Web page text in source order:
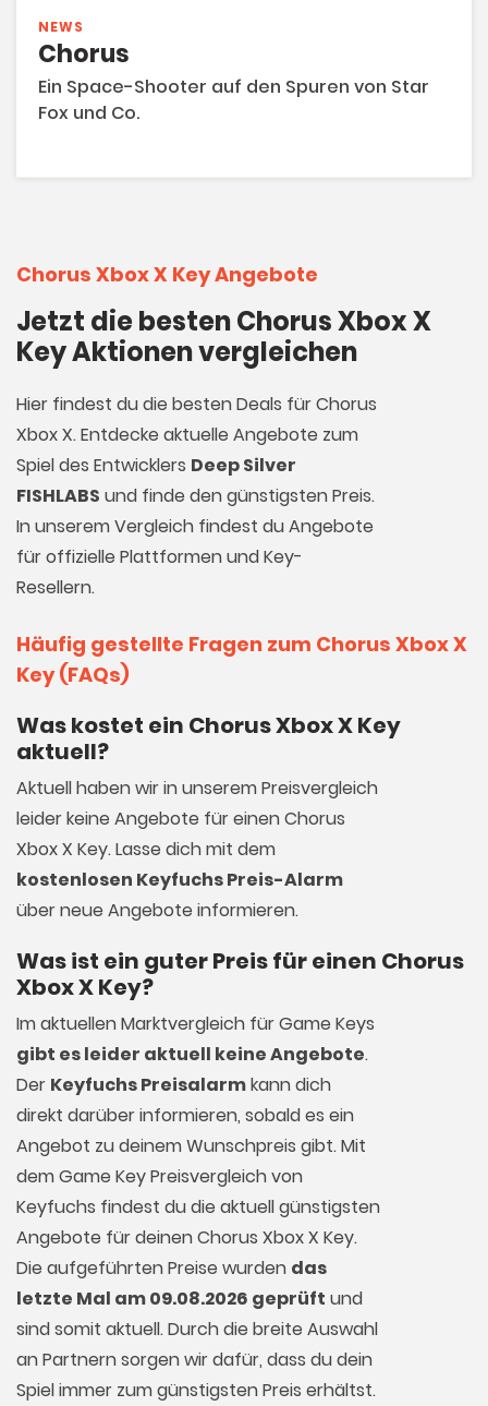
NEWS
Chorus
Ein Space-Shooter auf den Spuren von Star
Fox und Co.
Chorus Xbox X Key Angebote
Jetzt die besten Chorus Xbox X
Key Aktionen vergleichen
Hier findest du die besten Deals für Chorus
Xbox X. Entdecke aktuelle Angebote zum
Spiel des Entwicklers Deep Silver
FISHLABS und finde den günstigsten Preis.
In unserem Vergleich findest du Angebote
für offizielle Plattformen und Key-
Resellern.
Häufig gestellte Fragen zum Chorus Xbox X
Key (FAQs)
Was kostet ein Chorus Xbox X Key
aktuell?
Aktuell haben wir in unserem Preisvergleich
leider keine Angebote für einen Chorus
Xbox X Key. Lasse dich mit dem
kostenlosen Keyfuchs Preis-Alarm
über neue Angebote informieren.
Was ist ein guter Preis für einen Chorus
Xbox X Key?
Im aktuellen Marktvergleich fürGame Keys
gibt es leider aktuell keine Angebote.
Der Keyfuchs Preisalarmkann dich
direkt darüber informieren, sobald es ein
Angebot zu deinem Wunschpreis gibt. Mit
dem Game Key Preisvergleich von
Keyfuchs findest du die aktuell günstigsten
Angebote für deinen Chorus Xbox X Key.
Die aufgeführten Preise wurden das
letzte Mal am 09.08.2026 geprüft und
sind somit aktuell. Durch die breite Auswahl
an Partnern sorgen wir dafür, dass du dein
Spiel immer zum günstigsten Preis erhältst.